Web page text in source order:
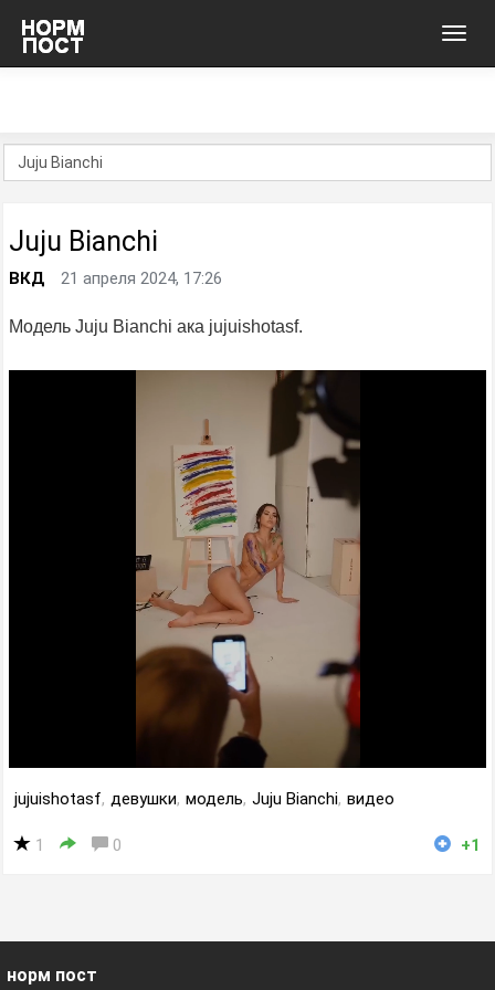
Juju Bianchi
ВКД 21 апреля 2024, 17:26
Модель Juju Bianchi ака jujuishotasf.
jujuishotasf, девушки, модель, Juju Bianchi, видео
1 0 +1
норм пост